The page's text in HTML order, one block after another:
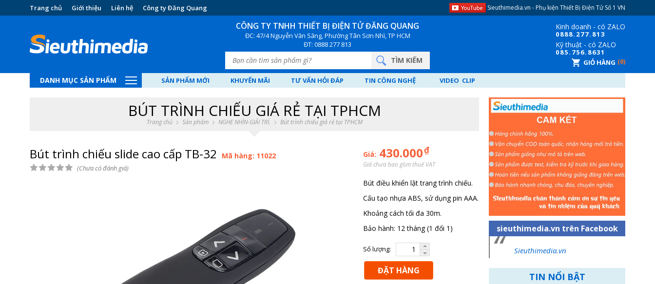
Trang chủ Giới thiệu Liên hệ Công ty Đăng Quang Sieuthimedia.vn - Phụ kiện Thiết Bị Điện Tử​ Số 1 VN
CÔNG TY TNHH THIẾT BỊ ĐIỆN TỬĐĂNG QUANG
ĐC: 47/4 Nguyễn Văn Săng, Phường Tân Sơn Nhì, TP HCM
ĐT: 0888 277 813
Kinh doanh - có ZALO
0888.277.813
Kỹ thuật - có ZALO
085.756.8631
GIỎ HÀNG
0
DANH MỤC SẢN PHẨM SẢN PHẨM MỚI KHUYẾN MÃI TƯ VẤN HỎI ĐÁP TIN CÔNG NGHỆ VIDEO CLIP
sieuthimedia.vn trên Facebook
Sieuthimedia.vn
TIN NỔI BẬT
BÚT TRÌNH CHIẾU GIÁ RẺ TẠI TPHCM
Trang chủ Sản phẩm NGHE NHÌN-GIẢI TRÍ. Bút trình chiếu giá rẻ tại TPHCM
Bút trình chiếu slide cao cấp TB-32 Mã hàng: 11022
(Chưa có đánh giá)
Giá: 430.000₫
Giá chưa bao gồm thuế VAT
Bút điều khiển lật trang trình chiếu.
Cấu tạo nhựa ABS, sử dụng pin AAA.
Khoảng cách tối đa 30m.
Bảo hành: 12 tháng (1 đổi 1)
Số lượng:
ĐẶT HÀNG